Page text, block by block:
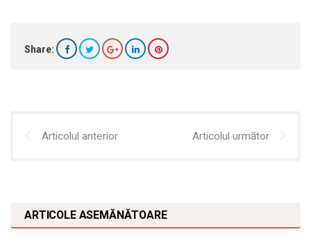
Share:
Articolul anterior Articolul următor
ARTICOLE ASEMĂNĂTOARE